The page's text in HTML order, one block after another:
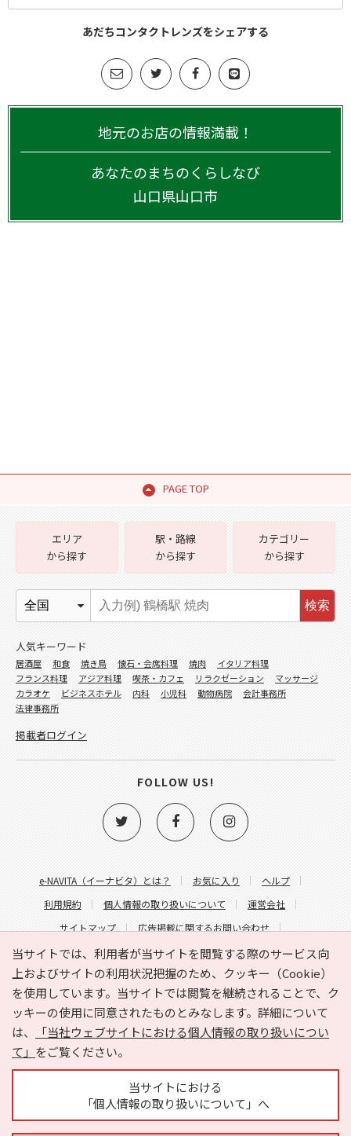
あだちコンタクトレンズをシェアする
地元のお店の情報満載！
あなたのまちのくらしなび
山口県山口市
PAGE TOP
当サイトでは、利用者が当サイトを閲覧する際のサービス向
上およびサイトの利用状況把握のため、クッキー（Cookie）
を使用しています。当サイトでは閲覧を継続されることで、ク
ッキーの使用に同意されたものとみなします。詳細について
は、
「当社ウェブサイトにおける個人情報の取り扱いについ
て」 をご覧ください。
当サイトにおける
「個人情報の取り扱いについて」へ
e-NAVITA（イーナビタ）とは？ お気に入り
ヘルプ
利用規約
個人情報の取り扱いについて
運営会社
サイトマップ
広告掲載に関するお問い合わせ
サイトの内容に関するお問い合わせ
エリア
から探す
駅・路線
から探す
カテゴリー
から探す
検索
人気キーワード
居酒屋 和食 焼き鳥 懐石・会席料理 焼肉
イタリア料理
フランス料理
アジア料理 喫茶・カフェ リラクゼーション
マッサージ
カラオケ
ビジネスホテル 内科 小児科 動物病院
会計事務所
法律事務所
掲載者ログイン
FOLLOW US!
Copyright © HYOJITO.Co.,Ltd. All Rights Reserved.